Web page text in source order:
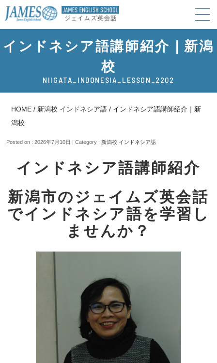
インドネシア語講師紹介｜新潟
校
NIIGATA_INDONESIA_LESSON_2202
HOME / 新潟校 インドネシア語 / インドネシア語講師紹介｜新
潟校
Posted on : 2026年7月10日 | Category : 新潟校 インドネシア語
インドネシア語講師紹介
新潟市のジェイムズ英会話
でインドネシア語を学習し
ませんか？